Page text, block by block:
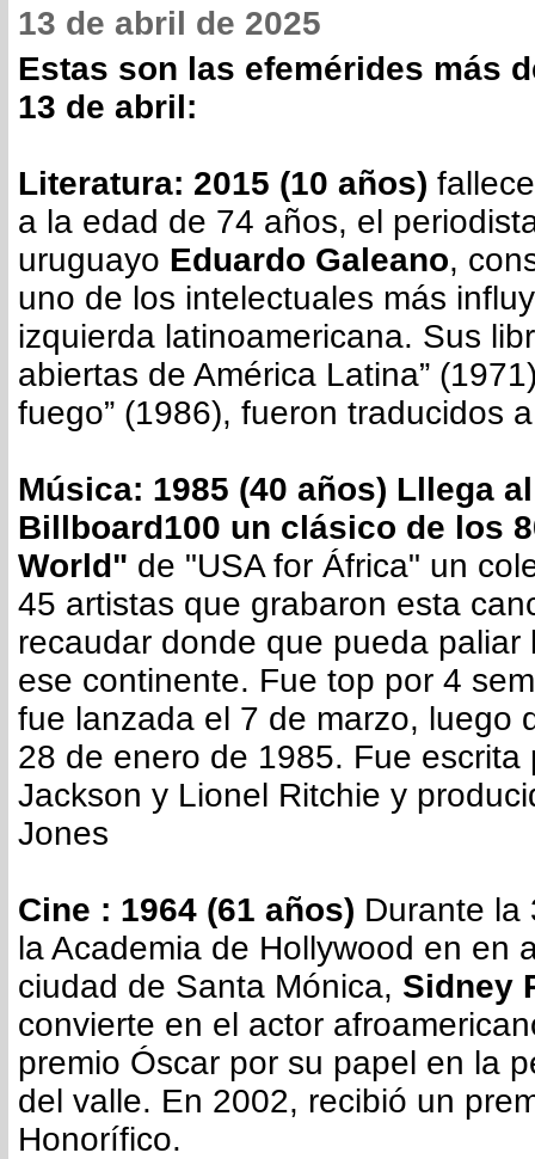
13 de abril de 2025
Estas son las efemérides más
13 de abril:
Literatura: 2015 (10 años)
a la edad de 74 años, el
uruguayo Eduardo Galeano,
uno de los intelectuales más
izquierda latinoamericana. Sus
abiertas de América Latina”
fuego” (1986), fueron traducidos
Música: 1985 (40 años) Lllega
Billboard100 un clásico de los
World" de "USA for África" un
45 artistas que grabaron esta
recaudar donde que pueda paliar
ese continente. Fue top por 4
fue lanzada el 7 de marzo, luego
28 de enero de 1985. Fue escrita
Jackson y Lionel Ritchie y
Jones
Cine : 1964 (61 años) Durante la
la Academia de Hollywood en en
ciudad de Santa Mónica, Sidney
convierte en el actor
premio Óscar por su papel en la
del valle. En 2002, recibió un
Honorífico.